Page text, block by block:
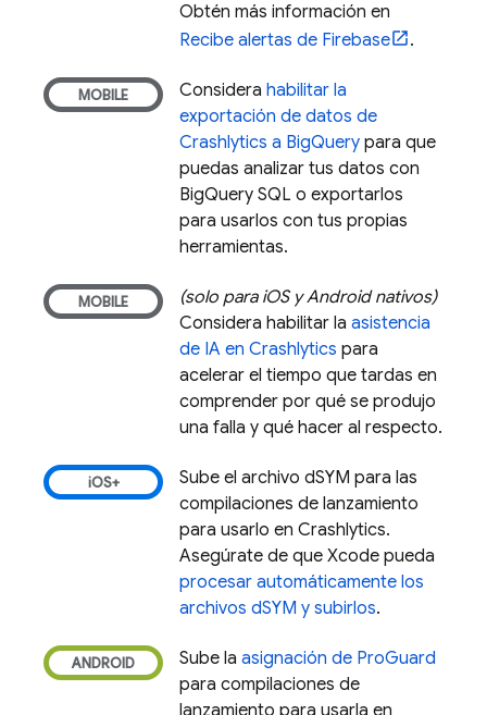
Obtén más información en
Recibe alertas de Firebase
.
Considera habilitar la
exportación de datos de
Crashlytics a BigQuery para que
puedas analizar tus datos con
BigQuery SQL o exportarlos
para usarlos con tus propias
herramientas.
(solo para iOS y Android nativos)
Considera habilitar la asistencia
de IA en Crashlytics para
acelerar el tiempo que tardas en
comprender por qué se produjo
una falla y qué hacer al respecto.
Sube el archivo dSYM para las
compilaciones de lanzamiento
para usarlo en Crashlytics.
Asegúrate de que Xcode pueda
procesar automáticamente los
archivos dSYM y subirlos.
Sube la asignación de ProGuard
para compilaciones de
lanzamiento para usarla en